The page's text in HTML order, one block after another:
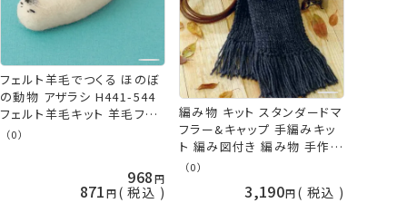
フェルト羊毛でつくる ほのぼ
の動物 アザラシ H441-544
フェルト羊毛キット 羊毛フェ
ルト 羊毛キット ハマナカ
（0）
968
871 税込
編み物 キット スタンダードマ
フラー&キャップ 手編みキッ
ト 編み図付き 編み物 手作り
キット 棒針編み ハマナカ
（0）
3,190 税込